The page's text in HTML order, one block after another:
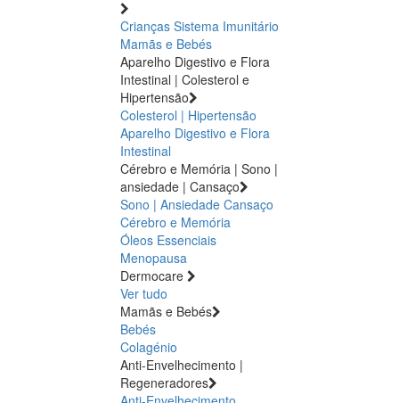
Crianças Sistema Imunitário
Mamãs e Bebés
Aparelho Digestivo e Flora
Intestinal | Colesterol e
Hipertensão
Colesterol | Hipertensão
Aparelho Digestivo e Flora
Intestinal
Cérebro e Memória | Sono |
ansiedade | Cansaço
Sono | Ansiedade Cansaço
Cérebro e Memória
Óleos Essenciais
Menopausa
Dermocare
Ver tudo
Mamãs e Bebés
Bebés
Colagénio
Anti-Envelhecimento |
Regeneradores